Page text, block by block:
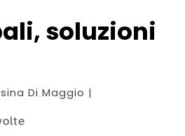
soluzioni
Di Maggio |